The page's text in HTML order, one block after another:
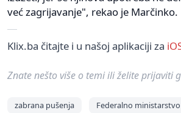
već zagrijavanje", rekao je Marčinko.
Klix.ba čitajte i u našoj aplikaciji za
Znate nešto više o temi ili želite prijaviti
zabrana pušenja
Federalno